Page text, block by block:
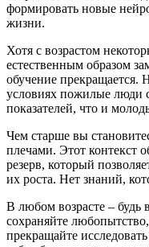
формировать новые
жизни.
Хотя с возрастом
естественным образом
обучение
условиях пожилые люди
показателей, что и
Чем старше вы
плечами. Этот контекст
резерв, который
их роста. Нет знаний,
В любом возрасте – будь
сохраняйте
прекращайте